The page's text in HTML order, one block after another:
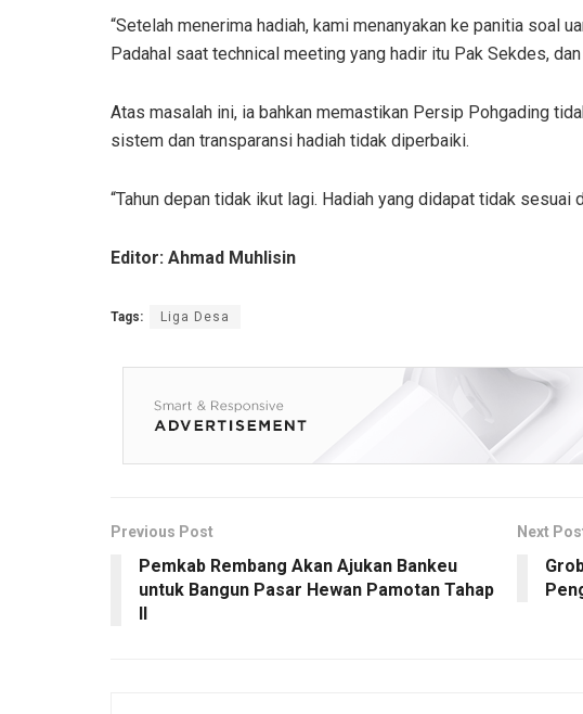
“Setelah menerima hadiah, kami menanyakan ke panitia soal
Padahal saat technical meeting yang hadir itu Pak Sekdes,
Atas masalah ini, ia bahkan memastikan Persip Pohgading
sistem dan transparansi hadiah tidak diperbaiki.
“Tahun depan tidak ikut lagi. Hadiah yang didapat tidak sesuai
Editor: Ahmad Muhlisin
Tags: Liga Desa
Previous Post
Pemkab Rembang Akan Ajukan Bankeu
untuk Bangun Pasar Hewan Pamotan Tahap
II
Next